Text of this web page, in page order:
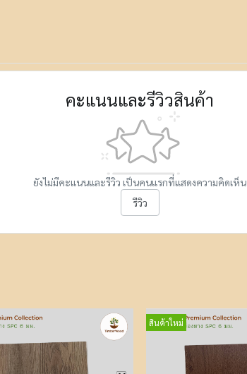
คะแนนและรีวิวสินค้า
ยังไม่มีคะแนนและรีวิว เป็นคนแรกที่แสดงความคิดเห็น
รีวิว
สินค้าใหม่